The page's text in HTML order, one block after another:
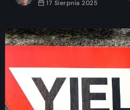
17 Sierpnia 2025